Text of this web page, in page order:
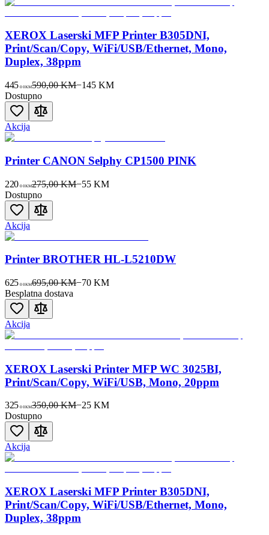
XEROX Laserski MFP Printer B305DNI,
Print/Scan/Copy, WiFi/USB/Ethernet, Mono,
Duplex, 38ppm
445 00KM590,00 KM−145 KM
Dostupno
Akcija
Printer CANON Selphy CP1500 PINK
220 00KM275,00 KM−55 KM
Dostupno
Akcija
Printer BROTHER HL-L5210DW
625 00KM695,00 KM−70 KM
Besplatna dostava
Akcija
XEROX Laserski Printer MFP WC 3025BI,
Print/Scan/Copy, WiFi/USB, Mono, 20ppm
325 00KM350,00 KM−25 KM
Dostupno
Akcija
XEROX Laserski MFP Printer B305DNI,
Print/Scan/Copy, WiFi/USB/Ethernet, Mono,
Duplex, 38ppm